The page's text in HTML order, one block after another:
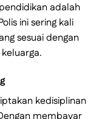
adalah
ini sering kali
sesuai dengan
kedisiplinan